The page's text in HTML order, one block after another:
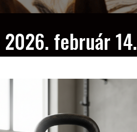
2026. február 14.